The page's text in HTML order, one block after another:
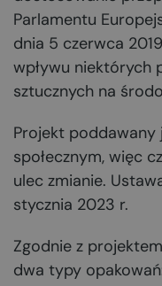
Parlamentu
dnia 5 czerwca
wpływu niektórych
sztucznych na
Projekt
społecznym, więc
ulec zmianie.
stycznia 2023 r.
Zgodnie z
dwa typy